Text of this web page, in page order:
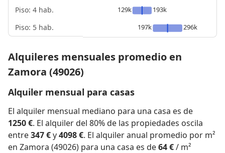
Piso: 4 hab.
Piso: 5 hab.
129k
193k
197k
296k
Alquileres mensuales promedio en
Zamora (49026)
Alquiler mensual para casas
El alquiler mensual mediano para una casa es de
1250 €. El alquiler del 80% de las propiedades oscila
entre347 €y4098 €. El alquiler anual promedio por m²
en Zamora (49026) para una casa es de64 €/ m²